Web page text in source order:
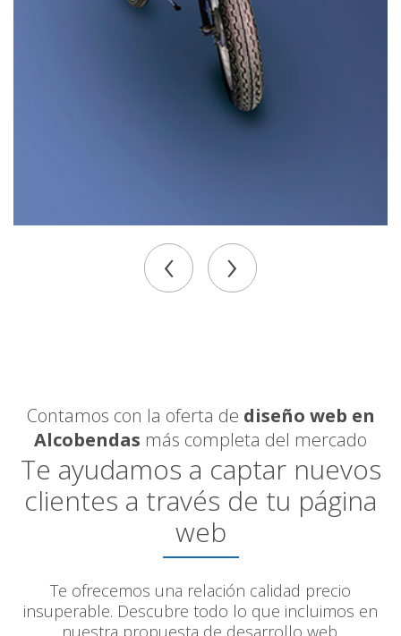
‹ ›
Contamos con la oferta de diseño web en
Alcobendas más completa del mercado
Te ayudamos a captar nuevos
clientes a través de tu página
web
Te ofrecemos una relación calidad precio
insuperable. Descubre todo lo que incluimos en